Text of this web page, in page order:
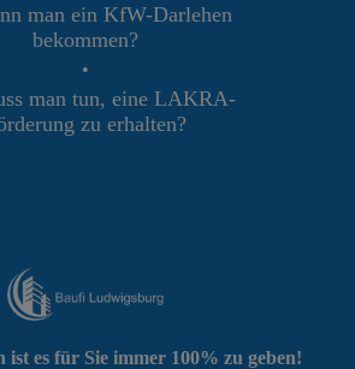
man ein KfW-Darlehen
bekommen?
•
man tun, eine LAKRA-
zu erhalten?
ist es für Sie immer 100% zu geben!